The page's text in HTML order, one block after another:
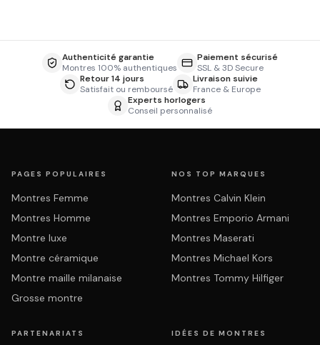
Authenticité garantie
Montres 100% authentiques
Paiement sécurisé
SSL & 3D Secure
Retour 14 jours
Satisfait ou remboursé
Livraison suivie
France & Europe
Experts horlogers
Conseil personnalisé
PAGES POPULAIRES
Montres Femme
Montres Homme
Montre luxe
Montre céramique
Montre maille milanaise
Grosse montre
NOS TOP MARQUES
Montres Calvin Klein
Montres Emporio Armani
Montres Maserati
Montres Michael Kors
Montres Tommy Hilfiger
PARTENARIATS IDÉES DE MONTRES